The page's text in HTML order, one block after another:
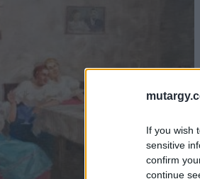
If you wish
sensitive
confirm
continue